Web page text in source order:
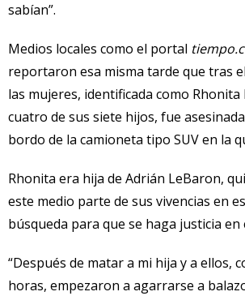
sabían”.
Medios locales como el portal
reportaron esa misma tarde que tras
las mujeres, identificada como
cuatro de sus siete hijos, fue
bordo de la camioneta tipo SUV en la
Rhonita era hija de Adrián LeBaron,
este medio parte de sus vivencias en
búsqueda para que se haga justicia en
“Después de matar a mi hija y a ellos,
horas, empezaron a agarrarse a